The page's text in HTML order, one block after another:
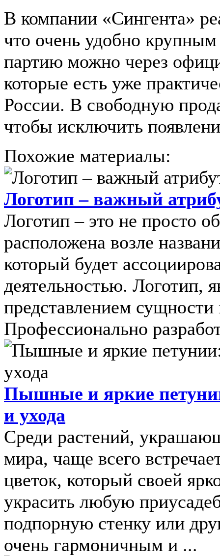
В компании «Сингента»
что очень удобно
партию можно через
которые есть уже
России. В свободную
чтобы исключить
Похожие материалы:
Логотип – важный
Логотип – это не просто
расположена возле
который будет
деятельностью. Логотип,
представлением
Профессионально
Пышные и яркие
и ухода
Среди растений,
мира, чаще всего
цветок, который своей
украсить любую
подпорную стенку или
очень гармоничным и ...